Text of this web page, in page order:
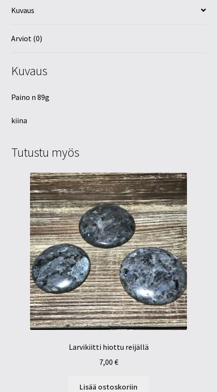
Kuvaus
Arviot (0)
Kuvaus
Paino n 89g
kiina
Tutustu myös
Larvikiitti hiottu reijällä
7,00 €
Lisää ostoskoriin